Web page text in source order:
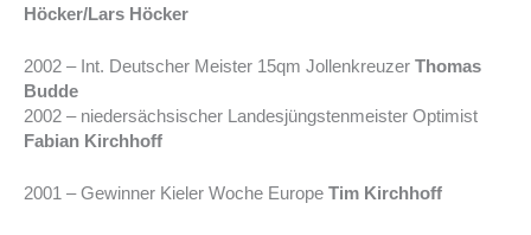
Höcker/Lars Höcker
2002 – Int. Deutscher Meister 15qm Jollenkreuzer Thomas
Budde
2002 – niedersächsischer Landesjüngstenmeister Optimist
Fabian Kirchhoff
2001 – Gewinner Kieler Woche Europe Tim Kirchhoff